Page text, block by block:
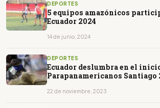
DEPORTES
5 equipos amazónicos
Ecuador 2024
14 de junio, 2024
DEPORTES
Ecuador deslumbra en el
Parapanamericanos Santiago
22 de noviembre, 2023